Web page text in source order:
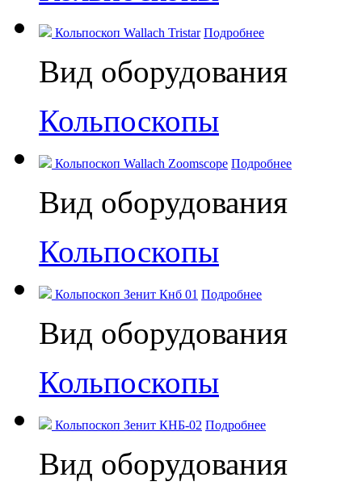
Кольпоскоп Wallach Tristar Подробнее
Вид оборудования
Кольпоскопы
Кольпоскоп Wallach Zoomscope Подробнее
Вид оборудования
Кольпоскопы
Кольпоскоп Зенит Кнб 01 Подробнее
Вид оборудования
Кольпоскопы
Кольпоскоп Зенит КНБ-02 Подробнее
Вид оборудования